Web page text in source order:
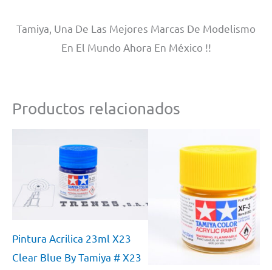
Tamiya, Una De Las Mejores Marcas De Modelismo
En El Mundo Ahora En México !!
Productos relacionados
Pintura Acrilica 23ml X23
Clear Blue By Tamiya # X23